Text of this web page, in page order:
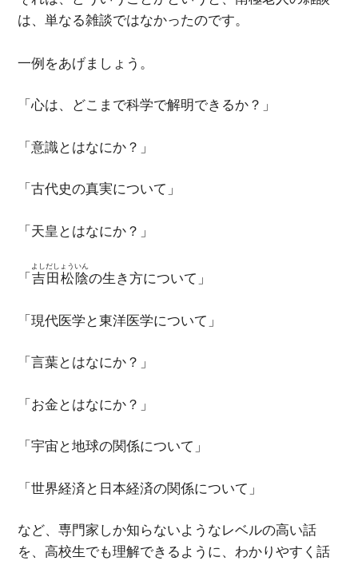
は、単なる雑談ではなかったのです。
一例をあげましょう。
「心は、どこまで科学で解明できるか？」
「意識とはなにか？」
「古代史の真実について」
「天皇とはなにか？」
「 吉田松陰
よしだしょういん
の生き方について」
「現代医学と東洋医学について」
「言葉とはなにか？」
「お金とはなにか？」
「宇宙と地球の関係について」
「世界経済と日本経済の関係について」
など、専門家しか知らないようなレベルの高い話
を、高校生でも理解できるように、わかりやすく話